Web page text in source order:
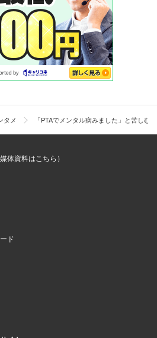
タメ 「PTAでメンタル病みました」と苦し
体資料はこちら）
ド